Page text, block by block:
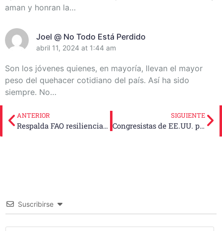
aman y honran la…
Joel @ No Todo Está Perdido
abril 11, 2024 at 1:44 am
Son los jóvenes quienes, en mayoría, llevan el mayor
peso del quehacer cotidiano del país. Así ha sido
siempre. No…
ANTERIOR
Respalda FAO resiliencia agrícola en oriente cubano
SIGUIENTE
Congresistas de EE.UU. piden fin inmediato del bloqueo a Cuba
Suscribirse